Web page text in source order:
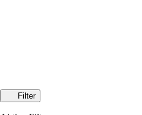
Filter